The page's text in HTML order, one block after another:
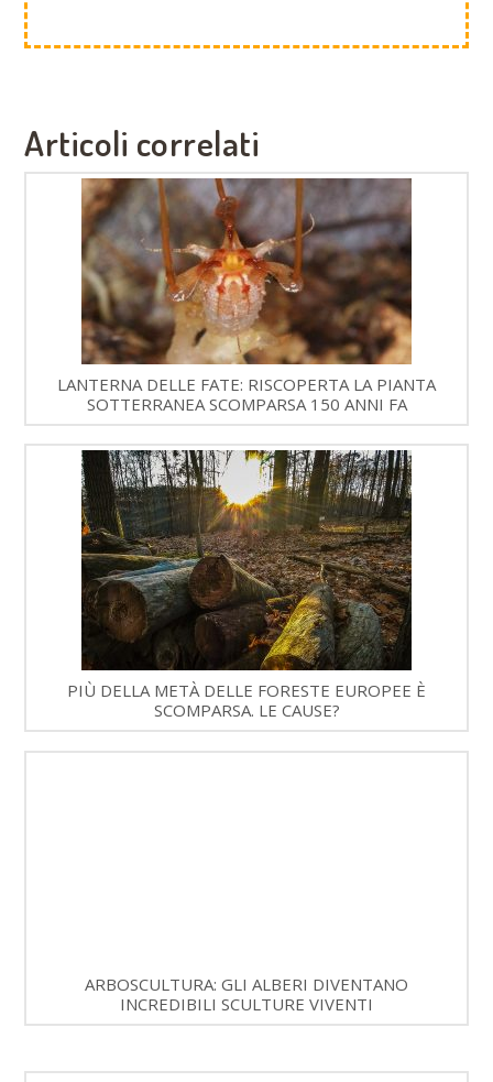
Articoli correlati
LANTERNA DELLE FATE: RISCOPERTA LA PIANTA
SOTTERRANEA SCOMPARSA 150 ANNI FA
PIÙ DELLA METÀ DELLE FORESTE EUROPEE È
SCOMPARSA. LE CAUSE?
ARBOSCULTURA: GLI ALBERI DIVENTANO
INCREDIBILI SCULTURE VIVENTI